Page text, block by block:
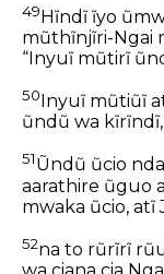
49Hĩndĩ ĩyo
mũthĩnjĩri-Ngai
“Inyuĩ mũtirĩ
50 Inyuĩ mũtiũĩ
ũndũ wa
51Ũndũ ũcio
aarathire ũguo
mwaka ũcio, atĩ
52na to rũrĩrĩ